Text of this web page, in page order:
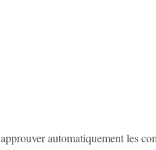
automatiquement les